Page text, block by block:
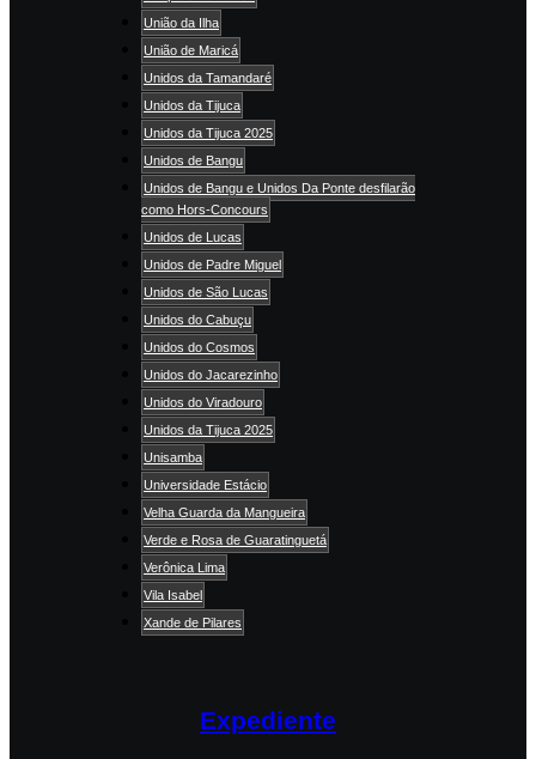
União da Ilha
União de Maricá
Unidos da Tamandaré
Unidos da Tijuca
Unidos da Tijuca 2025
Unidos de Bangu
Unidos de Bangu e Unidos Da Ponte desfilarão
como Hors-Concours
Unidos de Lucas
Unidos de Padre Miguel
Unidos de São Lucas
Unidos do Cabuçu
Unidos do Cosmos
Unidos do Jacarezinho
Unidos do Viradouro
Unidos da Tijuca 2025
Unisamba
Universidade Estácio
Velha Guarda da Mangueira
Verde e Rosa de Guaratinguetá
Verônica Lima
Vila Isabel
Xande de Pilares
Expediente